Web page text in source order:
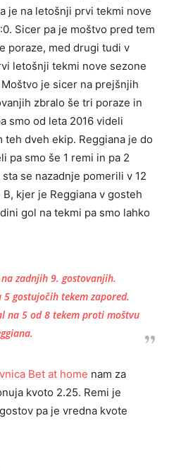
je na letošnji prvi tekmi nove
Sicer pa je moštvo pred tem
poraze, med drugi tudi v
letošnji tekmi nove sezone
je sicer na prejšnjih
zbralo še tri poraze in
smo od leta 2016 videli
dveh ekip. Reggiana je do
pa smo še 1 remi in pa 2
se nazadnje pomerili v 12
kjer je Reggiana v gosteh
gol na tekmi pa smo lahko
zadnjih 9. gostovanjih.
gostujočih tekem zapored.
na 5 od 8 tekem proti moštvu
Bet at home nam za
kvoto 2.25. Remi je
pa je vredna kvote